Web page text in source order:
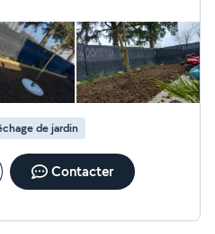
répondrai avec plaisir.
le paiement CESU si vous le
de bénéficier d'un crédit
de jardin
Contacter